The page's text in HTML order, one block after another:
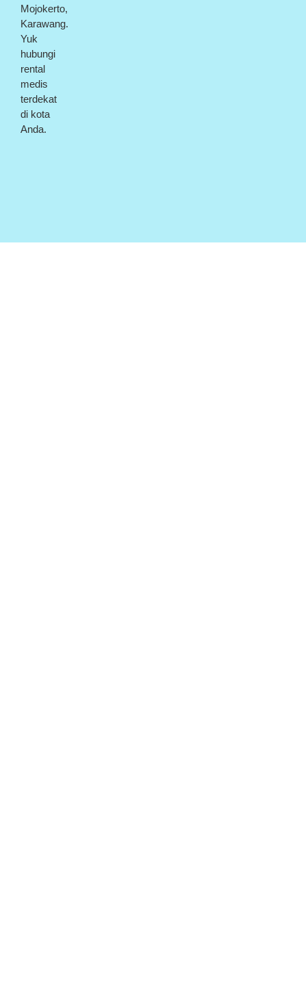
Mojokerto,
Karawang.
Yuk
hubungi
rental
medis
terdekat
di kota
Anda.